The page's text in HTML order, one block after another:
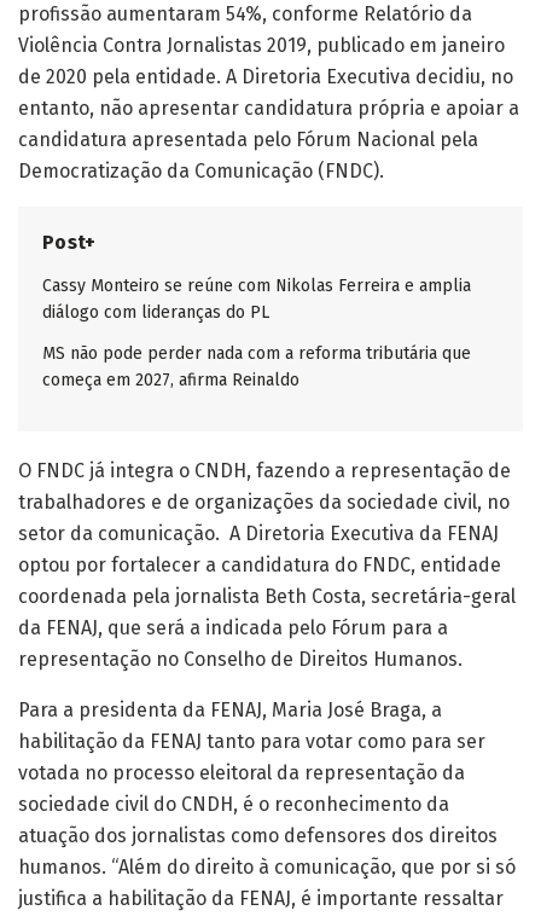
profissão aumentaram 54%, conforme Relatório da
Violência Contra Jornalistas 2019, publicado em janeiro
de 2020 pela entidade. A Diretoria Executiva decidiu, no
entanto, não apresentar candidatura própria e apoiar a
candidatura apresentada pelo Fórum Nacional pela
Democratização da Comunicação (FNDC).
Post+
Cassy Monteiro se reúne com Nikolas Ferreira e amplia
diálogo com lideranças do PL
MS não pode perder nada com a reforma tributária que
começa em 2027, afirma Reinaldo
O FNDC já integra o CNDH, fazendo a representação de
trabalhadores e de organizações da sociedade civil, no
setor da comunicação. A Diretoria Executiva da FENAJ
optou por fortalecer a candidatura do FNDC, entidade
coordenada pela jornalista Beth Costa, secretária-geral
da FENAJ, que será a indicada pelo Fórum para a
representação no Conselho de Direitos Humanos.
Para a presidenta da FENAJ, Maria José Braga, a
habilitação da FENAJ tanto para votar como para ser
votada no processo eleitoral da representação da
sociedade civil do CNDH, é o reconhecimento da
atuação dos jornalistas como defensores dos direitos
humanos. “Além do direito à comunicação, que por si só
justifica a habilitação da FENAJ, é importante ressaltar